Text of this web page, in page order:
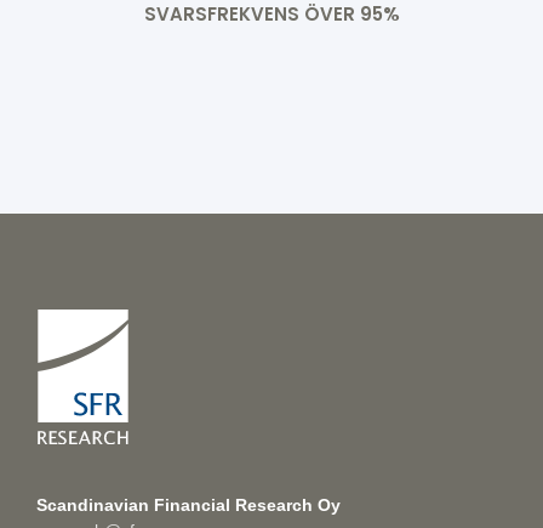
SVARSFREKVENS ÖVER 95%
Scandinavian Financial Research Oy